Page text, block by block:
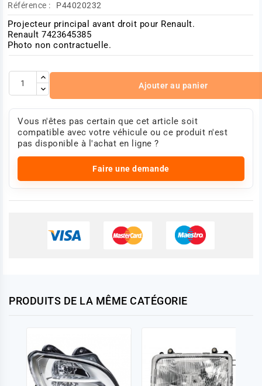
Référence : P44020232
Projecteur principal avant droit pour Renault.
Renault 7423645385
Photo non contractuelle.
Ajouter au panier
Vous n'êtes pas certain que cet article soit
compatible avec votre véhicule ou ce produit n'est
pas disponible à l'achat en ligne ?
Faire une demande
PRODUITS DE LA MÊME CATÉGORIE